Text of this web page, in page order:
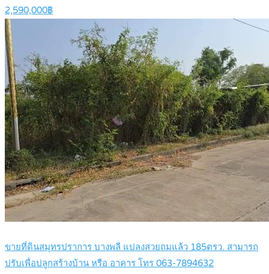
2,590,000฿
ขายที่ดินสมุทรปราการ บางพลี แปลงสวยถมแล้ว 185ตรว. สามารถ
ปรับเพื่อปลูกสร้างบ้าน หรือ อาคาร โทร 063-7894632